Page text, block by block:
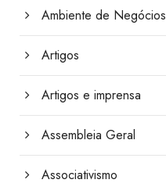
Ambiente de Negócios
Artigos
Artigos e imprensa
Assembleia Geral
Associativismo